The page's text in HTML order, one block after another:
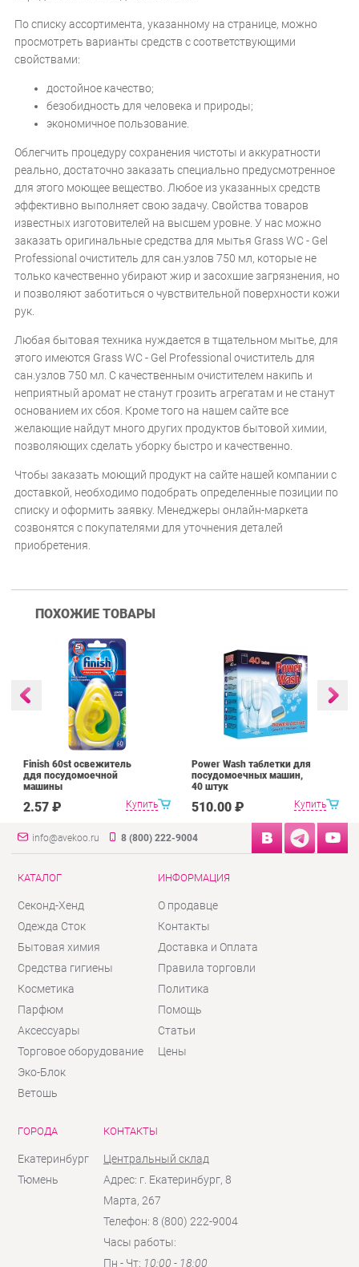
По списку ассортимента, указанному на странице, можно
просмотреть варианты средств с соответствующими
свойствами:
достойное качество;
безобидность для человека и природы;
экономичное пользование.
Облегчить процедуру сохранения чистоты и аккуратности
реально, достаточно заказать специально предусмотренное
для этого моющее вещество. Любое из указанных средств
эффективно выполняет свою задачу. Свойства товаров
известных изготовителей на высшем уровне. У нас можно
заказать оригинальные средства для мытья Grass WC - Gel
Professional очиститель для сан.узлов 750 мл, которые не
только качественно убирают жир и засохшие загрязнения, но
и позволяют заботиться о чувствительной поверхности кожи
рук.
Любая бытовая техника нуждается в тщательном мытье, для
этого имеются Grass WC - Gel Professional очиститель для
сан.узлов 750 мл. С качественным очистителем накипь и
неприятный аромат не станут грозить агрегатам и не станут
основанием их сбоя. Кроме того на нашем сайте все
желающие найдут много других продуктов бытовой химии,
позволяющих сделать уборку быстро и качественно.
Чтобы заказать моющий продукт на сайте нашей компании с
доставкой, необходимо подобрать определенные позиции по
списку и оформить заявку. Менеджеры онлайн-маркета
созвонятся с покупателями для уточнения деталей
приобретения.
ПОХОЖИЕ ТОВАРЫ
Купить
Finish 60st освежитель
ддя посудомоечной
машины
2.57 ₽ Купить
Power Wash таблетки для
посудомоечных машин,
40 штук
510.00 ₽
info@avekoo.ru 8 (800) 222-9004
КАТАЛОГ
Секонд-Хенд
Одежда Сток
Бытовая химия
Средства гигиены
Косметика
Парфюм
Аксессуары
Торговое оборудование
Эко-Блок
Ветошь
ИНФОРМАЦИЯ
О продавце
Контакты
Доставка и Оплата
Правила торговли
Политика
Помощь
Статьи
Цены
ГОРОДА
Екатеринбург
Тюмень
КОНТАКТЫ
Центральный склад
Адрес: г. Екатеринбург, 8
Марта, 267
Телефон: 8 (800) 222-9004
Часы работы:
Пн - Чт: 10:00 - 18:00